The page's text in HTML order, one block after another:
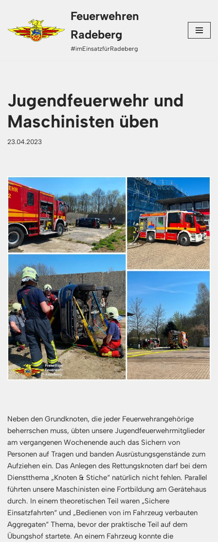
Zum
Inhalt
Feuerwehren
Radeberg
#imEinsatzfürRadeberg
Jugendfeuerwehr und
Maschinisten üben
23.04.2023
Neben den Grundknoten, die jeder Feuerwehrangehörige
beherrschen muss, übten unsere Jugendfeuerwehrmitglieder
am vergangenen Wochenende auch das Sichern von
Personen auf Tragen und banden Ausrüstungsgenstände zum
Aufziehen ein. Das Anlegen des Rettungsknoten darf bei dem
Dienstthema „Knoten & Stiche“ natürlich nicht fehlen. Parallel
führten unsere Maschinisten eine Fortbildung am Gerätehaus
durch. In einem theoretischen Teil waren „Sichere
Einsatzfahrten“ und „Bedienen von im Fahrzeug verbauten
Aggregaten“ Thema, bevor der praktische Teil auf dem
Übungshof startete. An einem Fahrzeug konnte die